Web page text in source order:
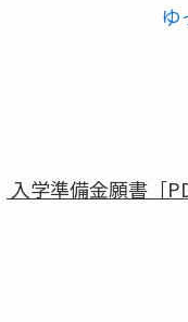
ゆ
入学準備金願書［